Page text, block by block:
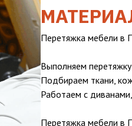
Перетяжка мебели в
Выполняем
Подбираем ткани,
Работаем с
Перетяжка мебели в